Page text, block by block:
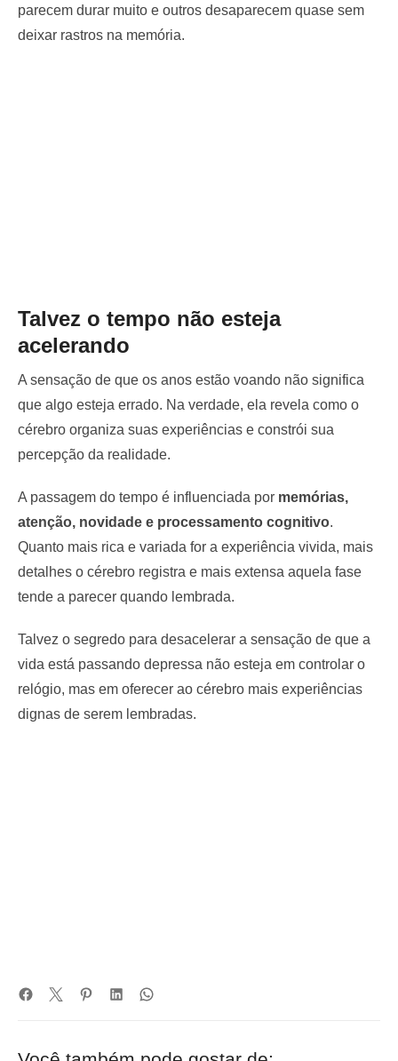
parecem durar muito e outros desaparecem quase sem
deixar rastros na memória.
Talvez o tempo não esteja
acelerando
A sensação de que os anos estão voando não significa
que algo esteja errado. Na verdade, ela revela como o
cérebro organiza suas experiências e constrói sua
percepção da realidade.
A passagem do tempo é influenciada por memórias,
atenção, novidade e processamento cognitivo.
Quanto mais rica e variada for a experiência vivida, mais
detalhes o cérebro registra e mais extensa aquela fase
tende a parecer quando lembrada.
Talvez o segredo para desacelerar a sensação de que a
vida está passando depressa não esteja em controlar o
relógio, mas em oferecer ao cérebro mais experiências
dignas de serem lembradas.